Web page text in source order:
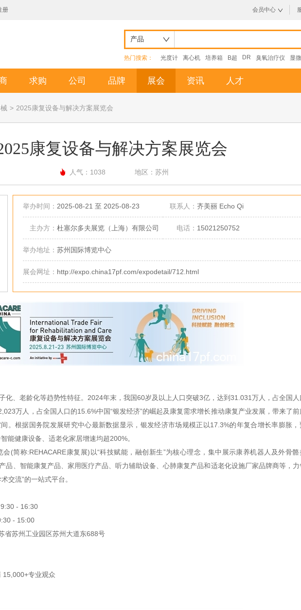
册 会员中心
产品
热门搜索： 光度计 离心机 培养箱 B超 DR 臭氧治疗仪 显
求购 公司 品牌 展会 资讯 人才
> 2025康复设备与解决方案展览会
康复设备与解决方案展览会
人气：1038 地区：苏州
举办时间： 2025-08-21 至 2025-08-23 联系人： 齐美丽 Echo Qi
主办方： 杜塞尔多夫展览（上海）有限公司 电话： 15021250752
举办地址： 苏州国际博览中心
展会网址： http://expo.china17pf.com/expodetail/712.html
化、老龄化等趋势性特征。 2024年末，我国60岁及以上人口突破3亿，达到 31.031万人，占全国人
万人，占全国人口的15.6%中国“银发经济”的崛起及康复需求增长推动康复产业发展，带来了前
。根据国务院发展研究中心最新数据显示，银发经济市场规模正以17.3%的年复合增长率膨胀，
能健康设备、适老化家居增速均超200%。
会(简称:REHACARE康复展) 以“科技赋能，融创新生”为核心理念，集中展示康养机器人及外骨骼
品、智能康复产品、家用医疗产品、听力辅助设备、心肺康复产品和适老化设施厂家品牌商等，力
交流”的一站式平台。
- 16:30
- 15:00
省苏州工业园区苏州大道东688号
15,000+专业观众